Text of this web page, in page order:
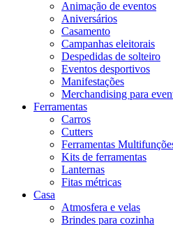
Animação de eventos
Aniversários
Casamento
Campanhas eleitorais
Despedidas de solteiro
Eventos desportivos
Manifestações
Merchandising para
Ferramentas
Carros
Cutters
Ferramentas
Kits de ferramentas
Lanternas
Fitas métricas
Casa
Atmosfera e velas
Brindes para cozinha